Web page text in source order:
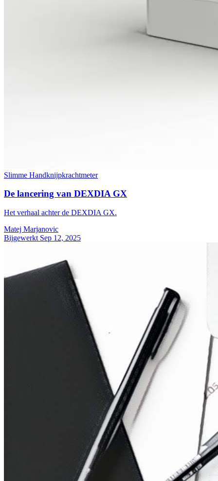
Slimme Handknijpkrachtmeter
De lancering van DEXDIA GX
Het verhaal achter de DEXDIA GX.
Matej Marjanovic
Bijgewerkt Sep 12, 2025